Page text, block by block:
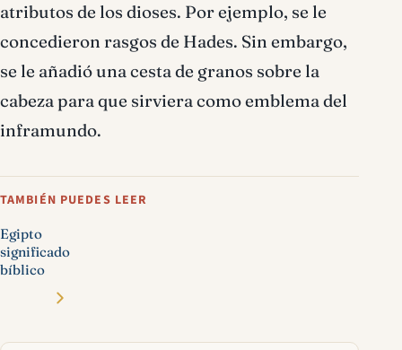
atributos de los dioses. Por ejemplo, se le
concedieron rasgos de Hades. Sin embargo,
se le añadió una cesta de granos sobre la
cabeza para que sirviera como emblema del
inframundo.
TAMBIÉN PUEDES LEER
Egipto
significado
bíblico